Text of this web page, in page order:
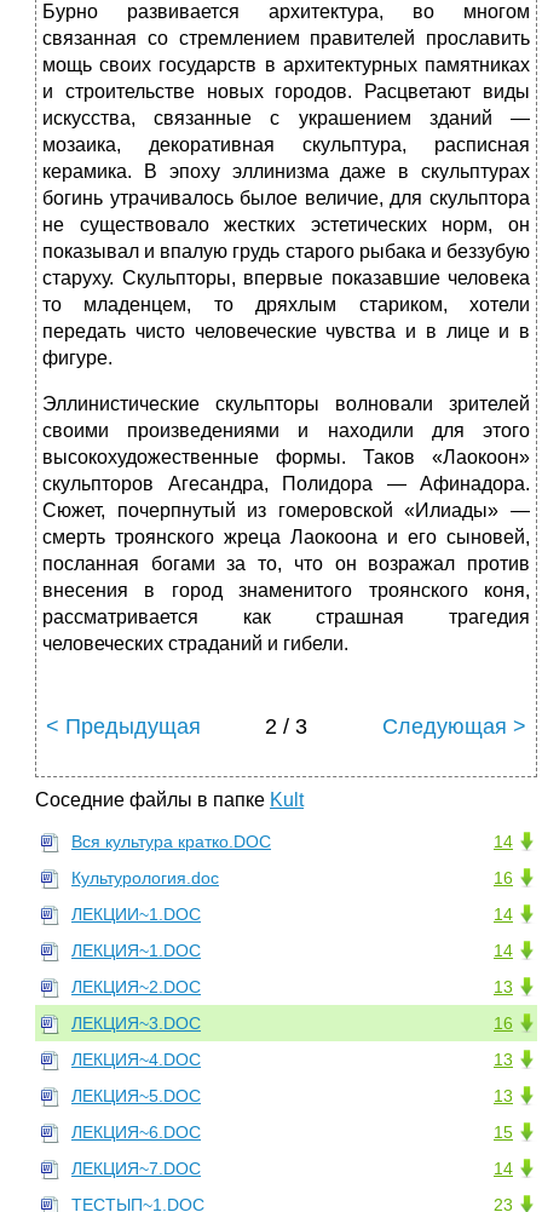
Бурно развивается архитектура, во многом
связанная со стремлением правителей прославить
мощь своих государств в архитектурных памятниках
и строительстве новых городов. Расцветают виды
искусства, связанные с украшением зданий —
мозаика, декоративная скульптура, расписная
керамика. В эпоху эллинизма даже в скульптурах
богинь утрачивалось былое величие, для скульптора
не существовало жестких эстетических норм, он
показывал и впалую грудь старого рыбака и беззубую
старуху. Скульпторы, впервые показавшие человека
то младенцем, то дряхлым стариком, хотели
передать чисто человеческие чувства и в лице и в
фигуре.
Эллинистические скульпторы волновали зрителей
своими произведениями и находили для этого
высокохудожественные формы. Таков «Лаокоон»
скульпторов Агесандра, Полидора — Афинадора.
Сюжет, почерпнутый из гомеровской «Илиады» —
смерть троянского жреца Лаокоона и его сыновей,
посланная богами за то, что он возражал против
внесения в город знаменитого троянского коня,
рассматривается как страшная трагедия
человеческих страданий и гибели.
< Предыдущая 2 / 3 Следующая >
Соседние файлы в папке Kult
14
Вся культура кратко.DOC
16
Культурология.doc
14
ЛЕКЦИИ~1.DOC
14
ЛЕКЦИЯ~1.DOC
13
ЛЕКЦИЯ~2.DOC
16
ЛЕКЦИЯ~3.DOC
13
ЛЕКЦИЯ~4.DOC
13
ЛЕКЦИЯ~5.DOC
15
ЛЕКЦИЯ~6.DOC
14
ЛЕКЦИЯ~7.DOC
23
ТЕСТЫП~1.DOC